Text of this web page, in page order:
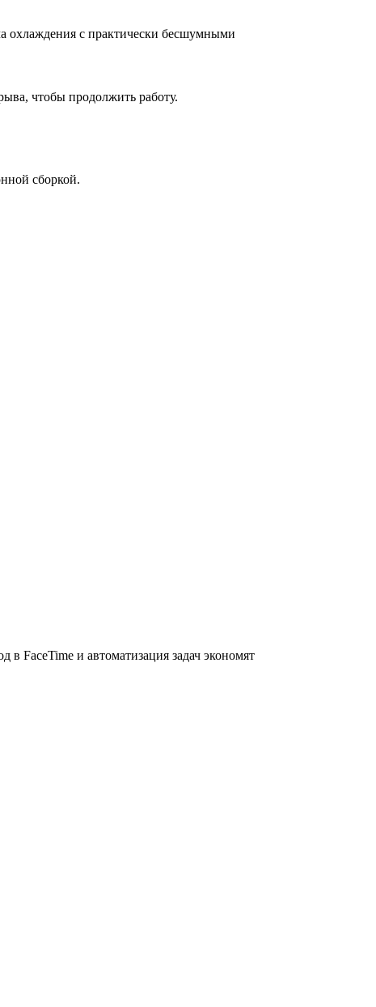
охлаждения с практически бесшумными
чтобы продолжить работу.
сборкой.
в FaceTime и автоматизация задач экономят